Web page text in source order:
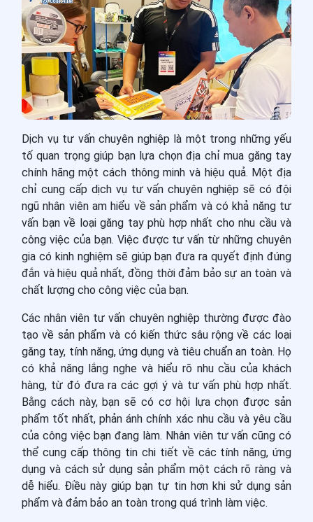
Dịch vụ tư vấn chuyên nghiệp là một trong những yếu
tố quan trọng giúp bạn lựa chọn địa chỉ mua găng tay
chính hãng một cách thông minh và hiệu quả. Một địa
chỉ cung cấp dịch vụ tư vấn chuyên nghiệp sẽ có đội
ngũ nhân viên am hiểu về sản phẩm và có khả năng tư
vấn bạn về loại găng tay phù hợp nhất cho nhu cầu và
công việc của bạn. Việc được tư vấn từ những chuyên
gia có kinh nghiệm sẽ giúp bạn đưa ra quyết định đúng
đắn và hiệu quả nhất, đồng thời đảm bảo sự an toàn và
chất lượng cho công việc của bạn.
Các nhân viên tư vấn chuyên nghiệp thường được đào
tạo về sản phẩm và có kiến thức sâu rộng về các loại
găng tay, tính năng, ứng dụng và tiêu chuẩn an toàn. Họ
có khả năng lắng nghe và hiểu rõ nhu cầu của khách
hàng, từ đó đưa ra các gợi ý và tư vấn phù hợp nhất.
Bằng cách này, bạn sẽ có cơ hội lựa chọn được sản
phẩm tốt nhất, phản ánh chính xác nhu cầu và yêu cầu
của công việc bạn đang làm. Nhân viên tư vấn cũng có
thể cung cấp thông tin chi tiết về các tính năng, ứng
dụng và cách sử dụng sản phẩm một cách rõ ràng và
dễ hiểu. Điều này giúp bạn tự tin hơn khi sử dụng sản
phẩm và đảm bảo an toàn trong quá trình làm việc.